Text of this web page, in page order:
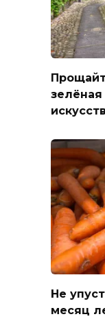
зелёная
Не
месяц